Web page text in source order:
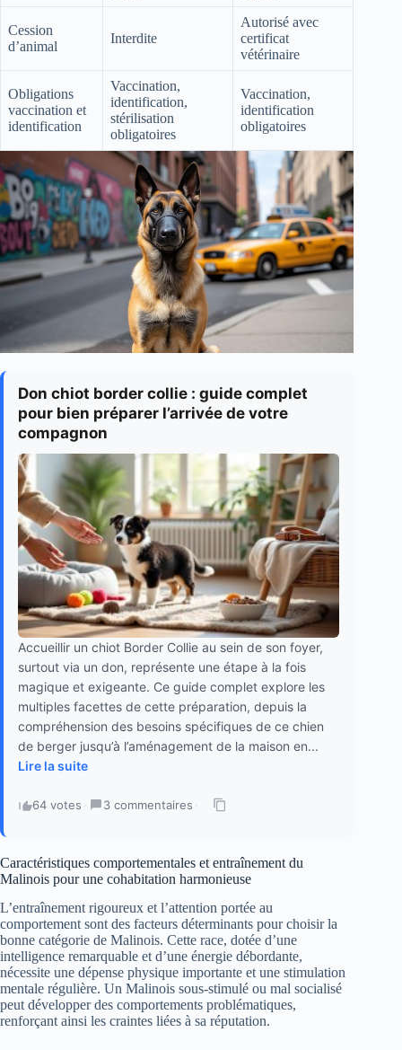
Cession
d’animal
Interdite
Autorisé avec
certificat
vétérinaire
Obligations
vaccination et
identification
Vaccination,
identification,
stérilisation
obligatoires
Vaccination,
identification
obligatoires
Don chiot border collie : guide complet
pour bien préparer l’arrivée de votre
compagnon
Accueillir un chiot Border Collie au sein de son foyer,
surtout via un don, représente une étape à la fois
magique et exigeante. Ce guide complet explore les
multiples facettes de cette préparation, depuis la
compréhension des besoins spécifiques de ce chien
de berger jusqu’à l’aménagement de la maison en...
Lire la suite
64 votes · 3 commentaires ·
Caractéristiques comportementales et entraînement du
Malinois pour une cohabitation harmonieuse
L’entraînement rigoureux et l’attention portée au
comportement sont des facteurs déterminants pour choisir la
bonne catégorie de Malinois. Cette race, dotée d’une
intelligence remarquable et d’une énergie débordante,
nécessite une dépense physique importante et une stimulation
mentale régulière. Un Malinois sous-stimulé ou mal socialisé
peut développer des comportements problématiques,
renforçant ainsi les craintes liées à sa réputation.